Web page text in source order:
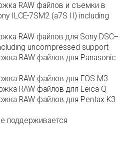
RAW файлов и съемки в
ILCE-­7SM2 (a7S II) including
RAW файлов для Sony DSC-­
uncompressed support
RAW файлов для Panasonic
RAW файлов для EOS M3
RAW файлов для Leica Q
RAW файлов для Pentax K3
поддерживается